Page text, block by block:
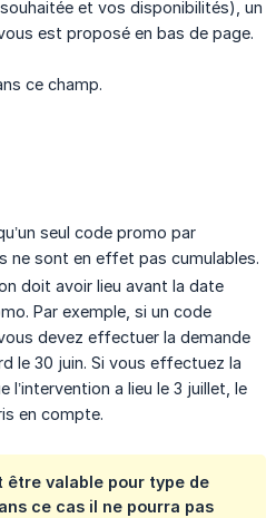
et vos disponibilités), un
est proposé en bas de page.
ce champ.
seul code promo par
ne sont en effet pas cumulables.
doit avoir lieu avant la date
Par exemple, si un code
devez effectuer la demande
le 30 juin. Si vous effectuez la
l’intervention a lieu le 3 juillet, le
en compte.
être valable pour type de
ce cas il ne pourra pas